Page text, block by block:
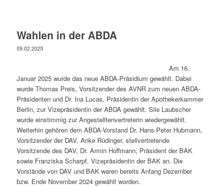
Wahlen in der ABDA
09.02.2025
Am 16.
Januar 2025 wurde das neue ABDA-Präsidium gewählt. Dabei
wurde Thomas Preis, Vorsitzender des AVNR zum neuen ABDA-
Präsidenten und Dr. Ina Lucas, Präsidentin der Apothekerkammer
Berlin, zur Vizepräsidentin der ABDA gewählt. Sile Laubscher
wurde einstimmig zur Angestelltenvertreterin wiedergewählt.
Weiterhin gehören dem ABDA-Vorstand Dr. Hans-Peter Hubmann,
Vorsitzender der DAV, Anke Rüdinger, stellvertretende
Vorsitzende des DAV, Dr. Armin Hoffmann, Präsident der BAK
sowie Franziska Scharpf, Vizepräsidentin der BAK an. Die
Vorstände von DAV und BAK waren bereits Anfang Dezember
bzw. Ende November 2024 gewählt worden.